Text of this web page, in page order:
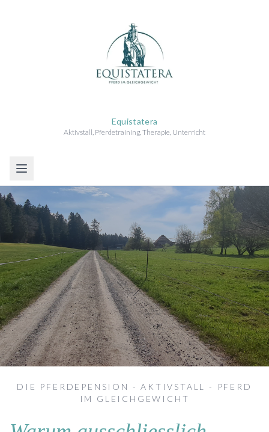
Equistatera
Aktivstall, Pferdetraining, Therapie, Unterricht
DIE PFERDEPENSION - AKTIVSTALL - PFERD
IM GLEICHGEWICHT